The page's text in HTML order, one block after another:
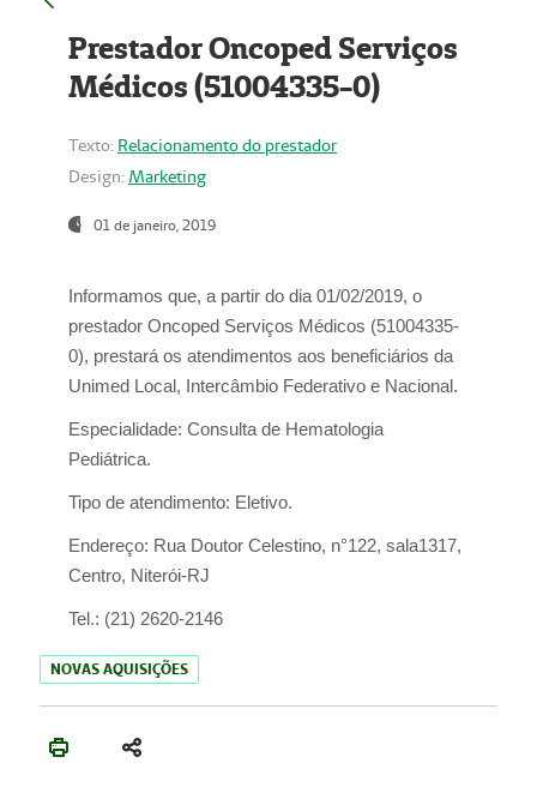
Prestador Oncoped Serviços
Médicos (51004335-0)
Texto: Relacionamento do prestador
Design: Marketing
01 de janeiro, 2019
Informamos que, a partir do dia 01/02/2019, o
prestador Oncoped Serviços Médicos (51004335-
0), prestará os atendimentos aos beneficiários da
Unimed Local, Intercâmbio Federativo e Nacional.
Especialidade: Consulta de Hematologia
Pediátrica.
Tipo de atendimento: Eletivo.
Endereço: Rua Doutor Celestino, n°122, sala1317,
Centro, Niterói-RJ
Tel.: (21) 2620-2146
NOVAS AQUISIÇÕES